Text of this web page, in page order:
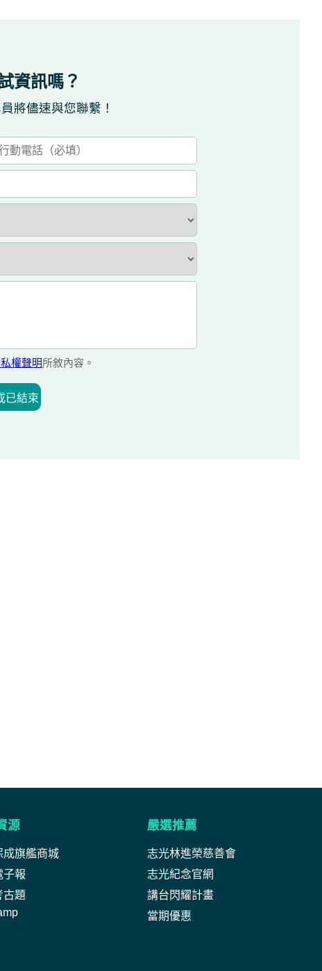
資訊嗎？
將儘速與您聯繫！
權聲明所敘內容。
已結束
源
成旗艦商城
子報
古題
嚴選推薦
志光林進榮慈善會
志光紀念官網
講台閃耀計畫
當期優惠